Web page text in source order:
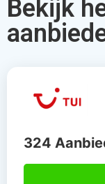
Bekijk
324